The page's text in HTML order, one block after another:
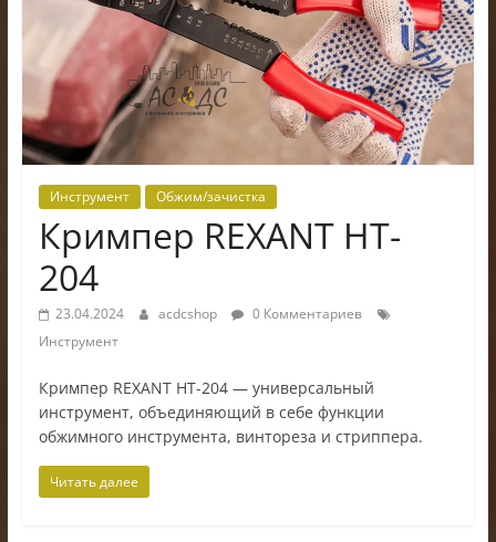
Инструмент Обжим/зачистка
Кримпер REXANT HT-
204
23.04.2024 acdcshop
0 Комментариев
Инструмент
Кримпер REXANT HT-204 — универсальный
инструмент, объединяющий в себе функции
обжимного инструмента, винтореза и стриппера.
Читать далее